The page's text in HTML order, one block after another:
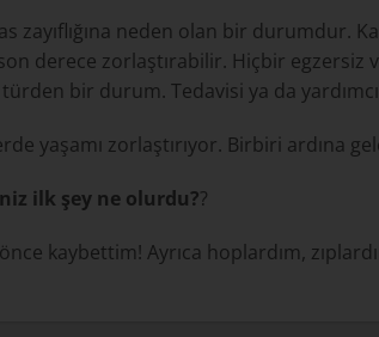
neden olan bir durumdur.
derece zorlaştırabilir. Hiçbir egzersiz
bir durum. Tedavisi ya da
yaşamı zorlaştırıyor. Birbiri ardına
ilk şey ne olurdu??
kaybettim! Ayrıca hoplardım,